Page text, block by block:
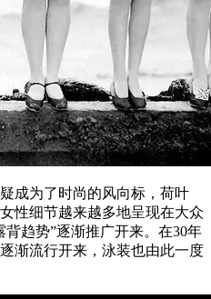
为了时尚的风向标，荷叶
性细节越来越多地呈现在大众
趋势”逐渐推广开来。在30年
渐流行开来，泳装也由此一度